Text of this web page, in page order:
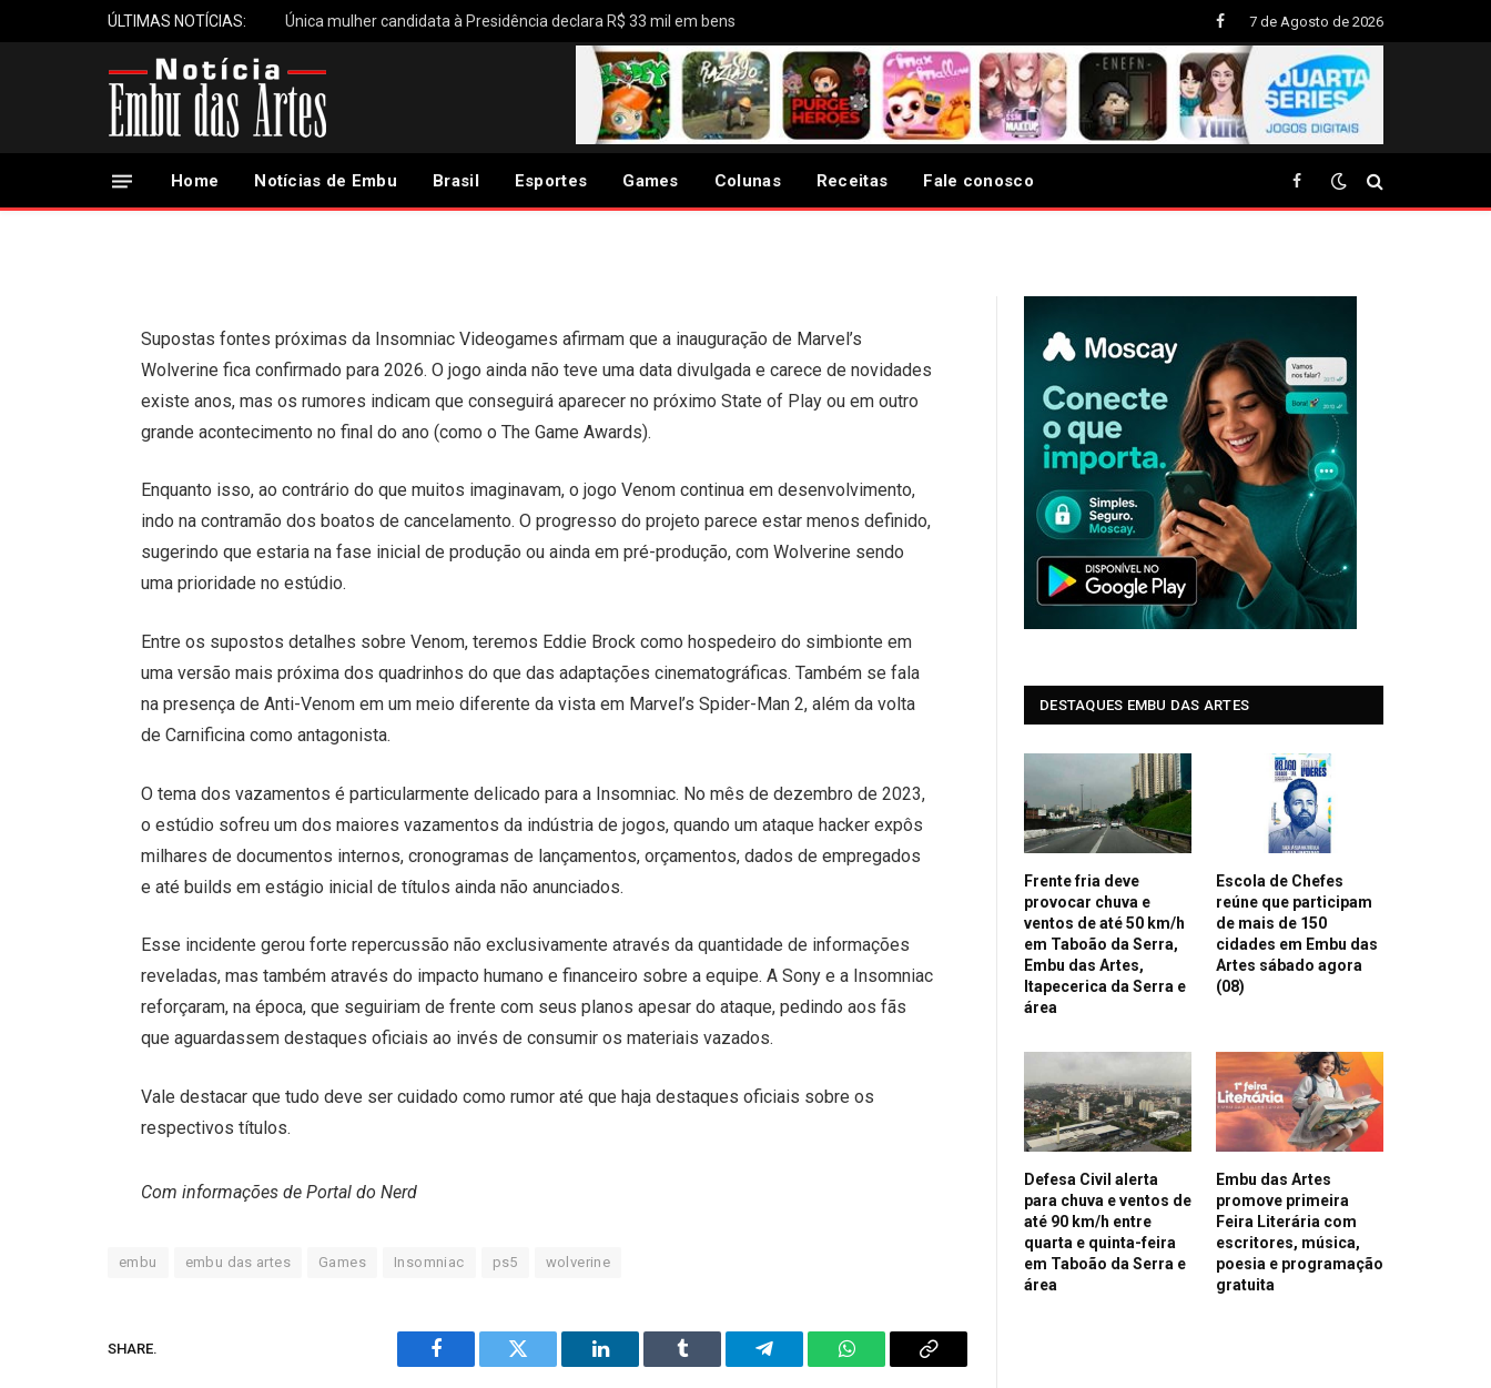
ÚLTIMAS NOTÍCIAS: Única mulher candidata à Presidência declara R$ 33 mil em bens
Facebook
7 de Agosto de 2026
Home Notícias de Embu Brasil Esportes Games Colunas Receitas Fale conosco Facebook
Rumor aponta janela de lançamento de
Wolverine e andamento do jogo do Venom
17 de Setembro, 2025 Updated: 17 de Setembro, 2025
Supostas fontes próximas da Insomniac Videogames afirmam que a inauguração de Marvel’s
Wolverine fica confirmado para 2026. O jogo ainda não teve uma data divulgada e carece de novidades
existe anos, mas os rumores indicam que conseguirá aparecer no próximo State of Play ou em outro
grande acontecimento no final do ano (como o The Game Awards).
Enquanto isso, ao contrário do que muitos imaginavam, o jogo Venom continua em desenvolvimento,
indo na contramão dos boatos de cancelamento. O progresso do projeto parece estar menos definido,
sugerindo que estaria na fase inicial de produção ou ainda em pré-produção, com Wolverine sendo
uma prioridade no estúdio.
Entre os supostos detalhes sobre Venom, teremos Eddie Brock como hospedeiro do simbionte em
uma versão mais próxima dos quadrinhos do que das adaptações cinematográficas. Também se fala
na presença de Anti-Venom em um meio diferente da vista em Marvel’s Spider-Man 2, além da volta
de Carnificina como antagonista.
O tema dos vazamentos é particularmente delicado para a Insomniac. No mês de dezembro de 2023,
o estúdio sofreu um dos maiores vazamentos da indústria de jogos, quando um ataque hacker expôs
milhares de documentos internos, cronogramas de lançamentos, orçamentos, dados de empregados
e até builds em estágio inicial de títulos ainda não anunciados.
Esse incidente gerou forte repercussão não exclusivamente através da quantidade de informações
reveladas, mas também através do impacto humano e financeiro sobre a equipe. A Sony e a Insomniac
reforçaram, na época, que seguiriam de frente com seus planos apesar do ataque, pedindo aos fãs
que aguardassem destaques oficiais ao invés de consumir os materiais vazados.
Vale destacar que tudo deve ser cuidado como rumor até que haja destaques oficiais sobre os
respectivos títulos.
Com informações de Portal do Nerd
embu embu das artes Games Insomniac ps5 wolverine
SHARE.
Facebook Twitter LinkedIn Tumblr Telegram WhatsAppCopy
DESTAQUES EMBU DAS ARTES
Frente fria deve
provocar chuva e
ventos de até 50 km/h
em Taboão da Serra,
Embu das Artes,
Itapecerica da Serra e
área
Escola de Chefes
reúne que participam
de mais de 150
cidades em Embu das
Artes sábado agora
(08)
Defesa Civil alerta
para chuva e ventos de
até 90 km/h entre
quarta e quinta-feira
em Taboão da Serra e
área
Embu das Artes
promove primeira
Feira Literária com
escritores, música,
poesia e programação
gratuita